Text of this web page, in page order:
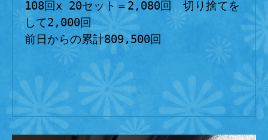
108回x 20セット＝2,080回　切り捨てを
して2,000回
前日からの累計809,500回